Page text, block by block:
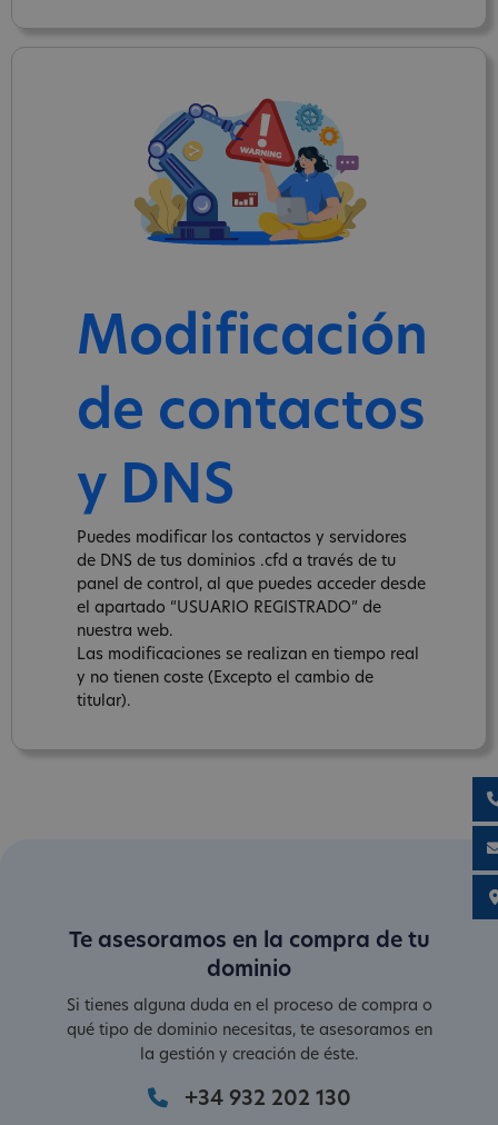
Modificación
de contactos
y DNS
Puedes modificar los contactos y servidores
de DNS de tus dominios .cfd a través de tu
panel de control, al que puedes acceder desde
el apartado “USUARIO REGISTRADO” de
nuestra web.
Las modificaciones se realizan en tiempo real
y no tienen coste (Excepto el cambio de
titular).
Te asesoramos en la compra de tu
dominio
Si tienes alguna duda en el proceso de compra o
qué tipo de dominio necesitas, te asesoramos en
la gestión y creación de éste.
+34 932 202 130